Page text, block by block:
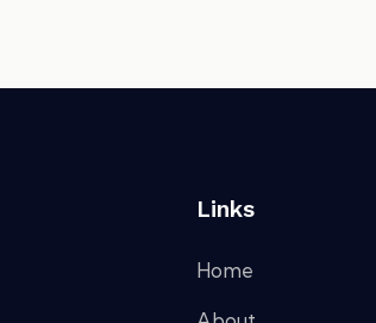
Links
Home